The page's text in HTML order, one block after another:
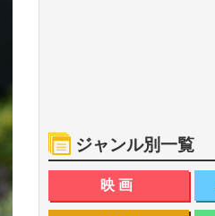
ジャンル別一覧
映画